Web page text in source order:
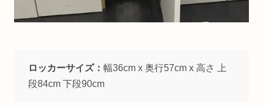
ロッカーサイズ： 幅36cm x 奥行57cm x 高さ 上
段84cm 下段90cm